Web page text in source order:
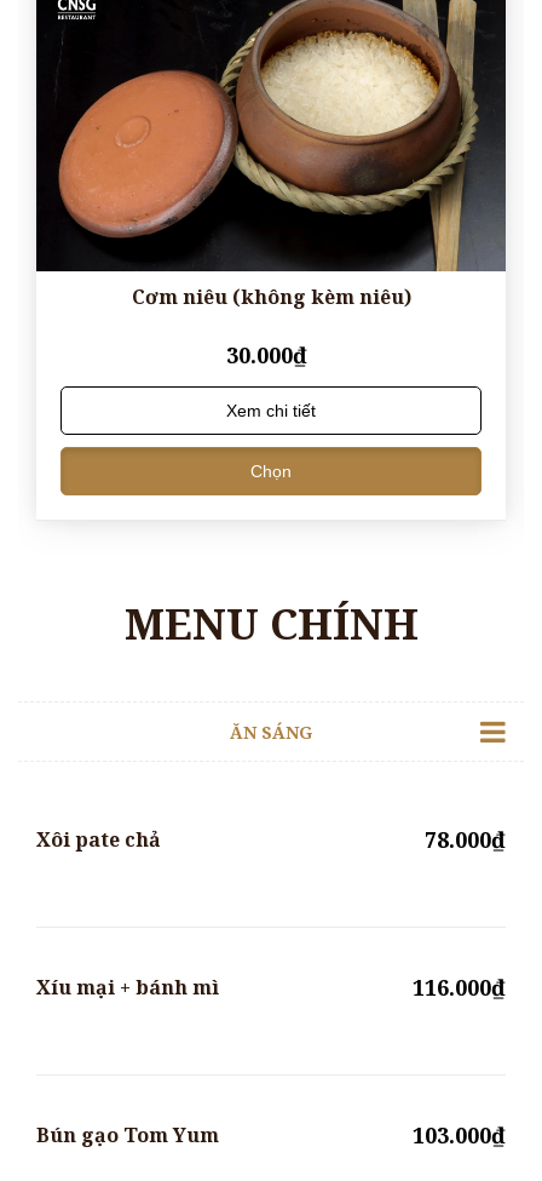
Cơm niêu (không kèm niêu)
30.000₫
Xem chi tiết
Chọn
MENU CHÍNH
ĂN SÁNG
Xôi pate chả 78.000₫
Xíu mại + bánh mì 116.000₫
Bún gạo Tom Yum 103.000₫